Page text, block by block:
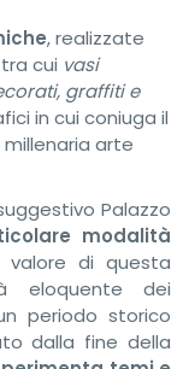
, realizzate
cui vasi
graffiti e
in cui coniuga il
arte
Palazzo
modalità
valore di questa
eloquente dei
periodo storico
dalla fine della